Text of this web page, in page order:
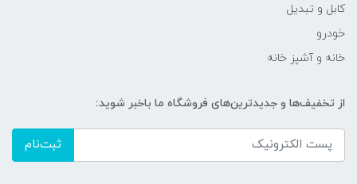
کابل و تبدیل
خودرو
خانه و آشپز خانه
از تخفیف‌ها و جدیدترین‌های فروشگاه ما باخبر شوید:
ثبت‌نام